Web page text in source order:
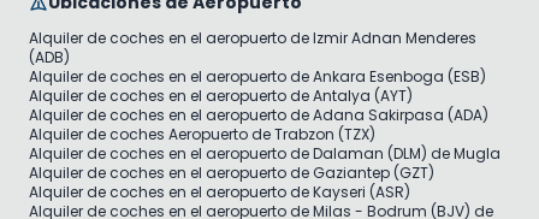
Alquiler de coches en el aeropuerto de Izmir Adnan Menderes
(ADB)
Alquiler de coches en el aeropuerto de Ankara Esenboga (ESB)
Alquiler de coches en el aeropuerto de Antalya (AYT)
Alquiler de coches en el aeropuerto de Adana Sakirpasa (ADA)
Alquiler de coches Aeropuerto de Trabzon (TZX)
Alquiler de coches en el aeropuerto de Dalaman (DLM) de Mugla
Alquiler de coches en el aeropuerto de Gaziantep (GZT)
Alquiler de coches en el aeropuerto de Kayseri (ASR)
Alquiler de coches en el aeropuerto de Milas - Bodrum (BJV) de